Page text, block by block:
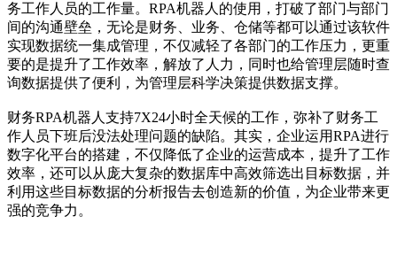
务工作人员的工作量。RPA机器人的使用，打破了部门与部门
间的沟通壁垒，无论是财务、业务、仓储等都可以通过该软件
实现数据统一集成管理，不仅减轻了各部门的工作压力，更重
要的是提升了工作效率，解放了人力，同时也给管理层随时查
询数据提供了便利，为管理层科学决策提供数据支撑。
财务RPA机器人支持7X24小时全天候的工作，弥补了财务工
作人员下班后没法处理问题的缺陷。其实，企业运用RPA进行
数字化平台的搭建，不仅降低了企业的运营成本，提升了工作
效率，还可以从庞大复杂的数据库中高效筛选出目标数据，并
利用这些目标数据的分析报告去创造新的价值，为企业带来更
强的竞争力。